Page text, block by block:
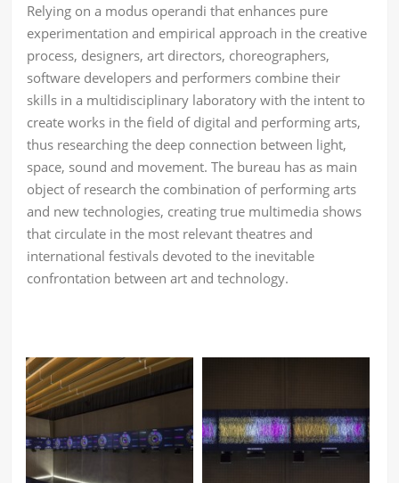
Relying on a modus operandi that enhances pure
experimentation and empirical approach in the creative
process, designers, art directors, choreographers,
software developers and performers combine their
skills in a multidisciplinary laboratory with the intent to
create works in the ﬁeld of digital and performing arts,
thus researching the deep connection between light,
space, sound and movement. The bureau has as main
object of research the combination of performing arts
and new technologies, creating true multimedia shows
that circulate in the most relevant theatres and
international festivals devoted to the inevitable
confrontation between art and technology.